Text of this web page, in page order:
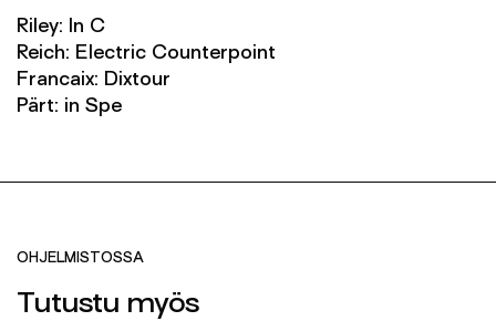
Riley: In C
Reich: Electric Counterpoint
Francaix: Dixtour
Pärt: in Spe
OHJELMISTOSSA
Tutustu myös